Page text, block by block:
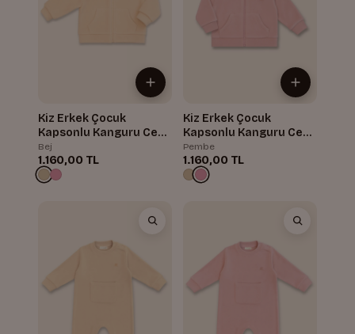
Kiz Erkek Çocuk
Kapsonlu Kanguru Cepli
Polar Ceket
Bej
1.160,00 TL
Kiz Erkek Çocuk
Kapsonlu Kanguru Cepli
Polar Ceket
Pembe
1.160,00 TL